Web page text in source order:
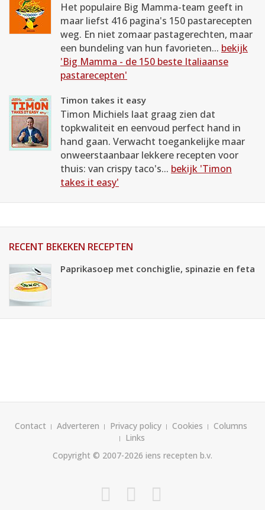
Het populaire Big Mamma-team geeft in
maar liefst 416 pagina's 150 pastarecepten
weg. En niet zomaar pastagerechten, maar
een bundeling van hun favorieten... bekijk
'Big Mamma - de 150 beste Italiaanse
pastarecepten'
Timon takes it easy
Timon Michiels laat graag zien dat
topkwaliteit en eenvoud perfect hand in
hand gaan. Verwacht toegankelijke maar
onweerstaanbaar lekkere recepten voor
thuis: van crispy taco's... bekijk 'Timon
takes it easy'
RECENT BEKEKEN RECEPTEN
Paprikasoep met conchiglie, spinazie en feta
Contact Adverteren Privacy policy Cookies
Columns
Links
Copyright © 2007-2026 iens recepten b.v.